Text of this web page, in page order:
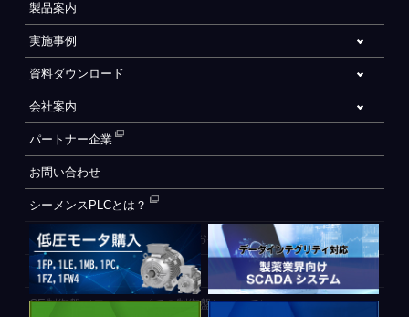
製品案内
実施事例
資料ダウンロード
会社案内
パートナー企業
お問い合わせ
シーメンスPLCとは？
自動化設備をご検討されているお客様へ
WEB会員登録フォーム
CE制御盤（ヨーロッパでの制御盤について）